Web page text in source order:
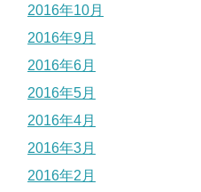
2016年10月
2016年9月
2016年6月
2016年5月
2016年4月
2016年3月
2016年2月